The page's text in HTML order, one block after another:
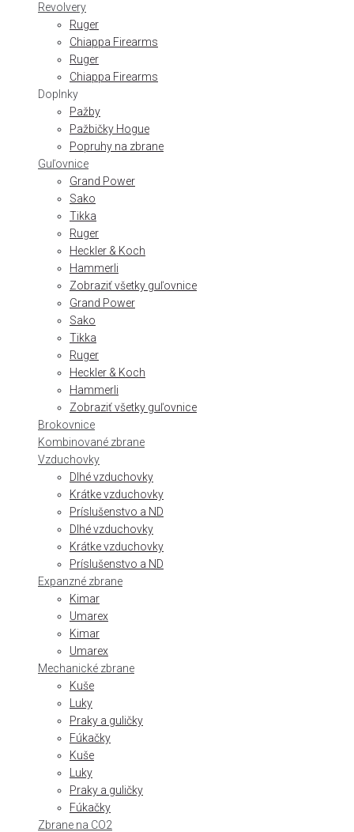
Revolvery
Ruger
Chiappa Firearms
Ruger
Chiappa Firearms
Doplnky
Pažby
Pažbičky Hogue
Popruhy na zbrane
Guľovnice
Grand Power
Sako
Tikka
Ruger
Heckler & Koch
Hammerli
Zobraziť všetky guľovnice
Grand Power
Sako
Tikka
Ruger
Heckler & Koch
Hammerli
Zobraziť všetky guľovnice
Brokovnice
Kombinované zbrane
Vzduchovky
Dlhé vzduchovky
Krátke vzduchovky
Príslušenstvo a ND
Dlhé vzduchovky
Krátke vzduchovky
Príslušenstvo a ND
Expanzné zbrane
Kimar
Umarex
Kimar
Umarex
Mechanické zbrane
Kuše
Luky
Praky a guličky
Fúkačky
Kuše
Luky
Praky a guličky
Fúkačky
Zbrane na CO2